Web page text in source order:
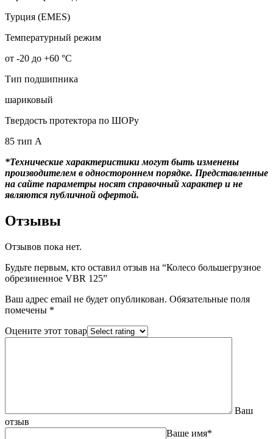
Турция (EMES)
Температурный режим
от -20 до +60 °С
Тип подшипника
шариковый
Твердость протектора по ШОРу
85 тип А
*Технические характеристики могут быть изменены
производителем в одностороннем порядке. Представленные
на сайте параметры носят справочный характер и не
являются публичной офертой.
Отзывы
Отзывов пока нет.
Будьте первым, кто оставил отзыв на “Колесо большегрузное
обрезиненное VBR 125”
Ваш адрес email не будет опубликован. Обязательные поля
помечены *
Оцените этот товар
Ваш
отзыв
Ваше имя*